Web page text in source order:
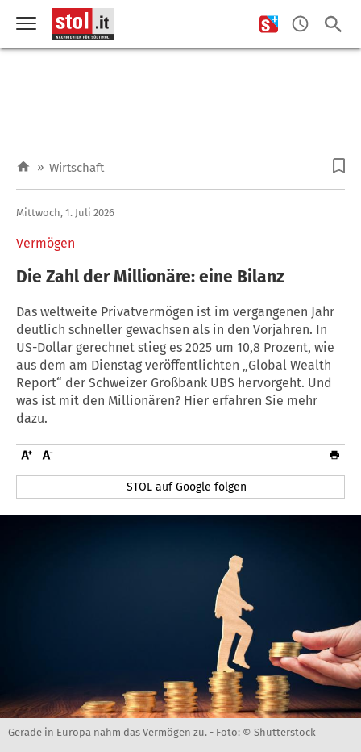
» Wirtschaft
Vermögen
Mittwoch, 1. Juli 2026
Die Zahl der Millionäre: eine Bilanz
Das weltweite Privatvermögen ist im vergangenen Jahr
deutlich schneller gewachsen als in den Vorjahren. In
US-Dollar gerechnet stieg es 2025 um 10,8 Prozent, wie
aus dem am Dienstag veröffentlichten „Global Wealth
Report“ der Schweizer Großbank UBS hervorgeht. Und
was ist mit den Millionären? Hier erfahren Sie mehr
dazu.
STOL auf Google folgen
Gerade in Europa nahm das Vermögen zu. - Foto: © Shutterstock